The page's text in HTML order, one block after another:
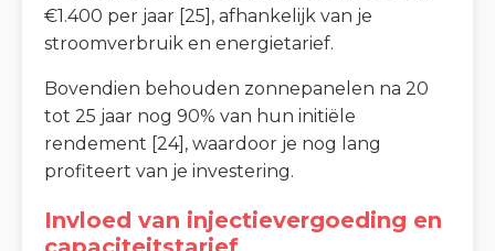
€1.400 per jaar [25], afhankelijk van je
stroomverbruik en energietarief.
Bovendien behouden zonnepanelen na 20
tot 25 jaar nog 90% van hun initiële
rendement [24], waardoor je nog lang
profiteert van je investering.
Invloed van injectievergoeding en